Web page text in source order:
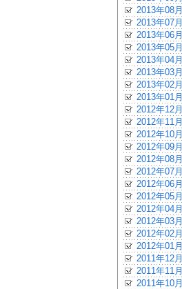
2013年08月
2013年07月
2013年06月
2013年05月
2013年04月
2013年03月
2013年02月
2013年01月
2012年12月
2012年11月
2012年10月
2012年09月
2012年08月
2012年07月
2012年06月
2012年05月
2012年04月
2012年03月
2012年02月
2012年01月
2011年12月
2011年11月
2011年10月